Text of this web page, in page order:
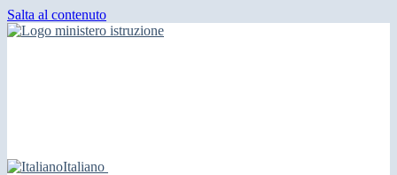
Salta al contenuto
Italiano